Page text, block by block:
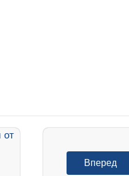
Вперед